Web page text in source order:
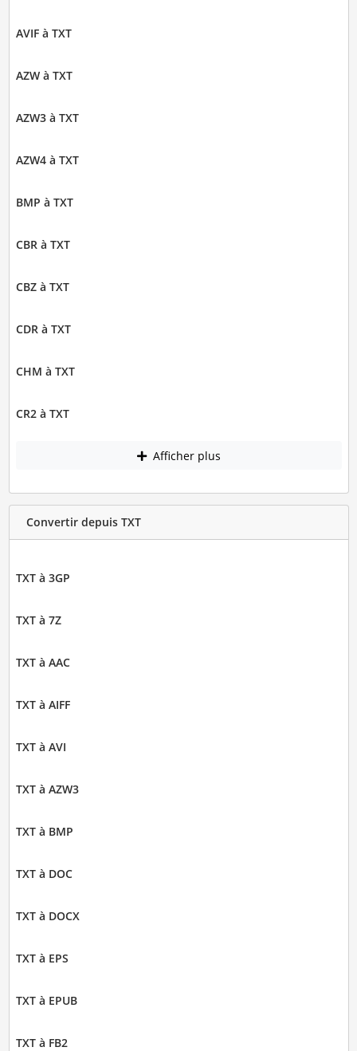
AVIF à TXT
AZW à TXT
AZW3 à TXT
AZW4 à TXT
BMP à TXT
CBR à TXT
CBZ à TXT
CDR à TXT
CHM à TXT
CR2 à TXT
Afficher plus
Convertir depuis TXT
TXT à 3GP
TXT à 7Z
TXT à AAC
TXT à AIFF
TXT à AVI
TXT à AZW3
TXT à BMP
TXT à DOC
TXT à DOCX
TXT à EPS
TXT à EPUB
TXT à FB2